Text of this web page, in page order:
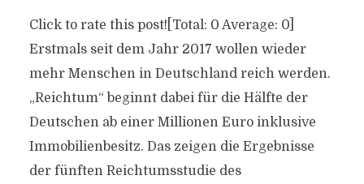
Click to rate this post![Total: 0 Average: 0]
Erstmals seit dem Jahr 2017 wollen wieder
mehr Menschen in Deutschland reich werden.
„Reichtum“ beginnt dabei für die Hälfte der
Deutschen ab einer Millionen Euro inklusive
Immobilienbesitz. Das zeigen die Ergebnisse
der fünften Reichtumsstudie des